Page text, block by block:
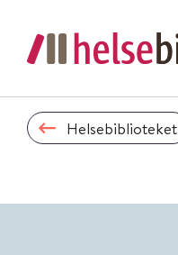
Helsebiblioteket